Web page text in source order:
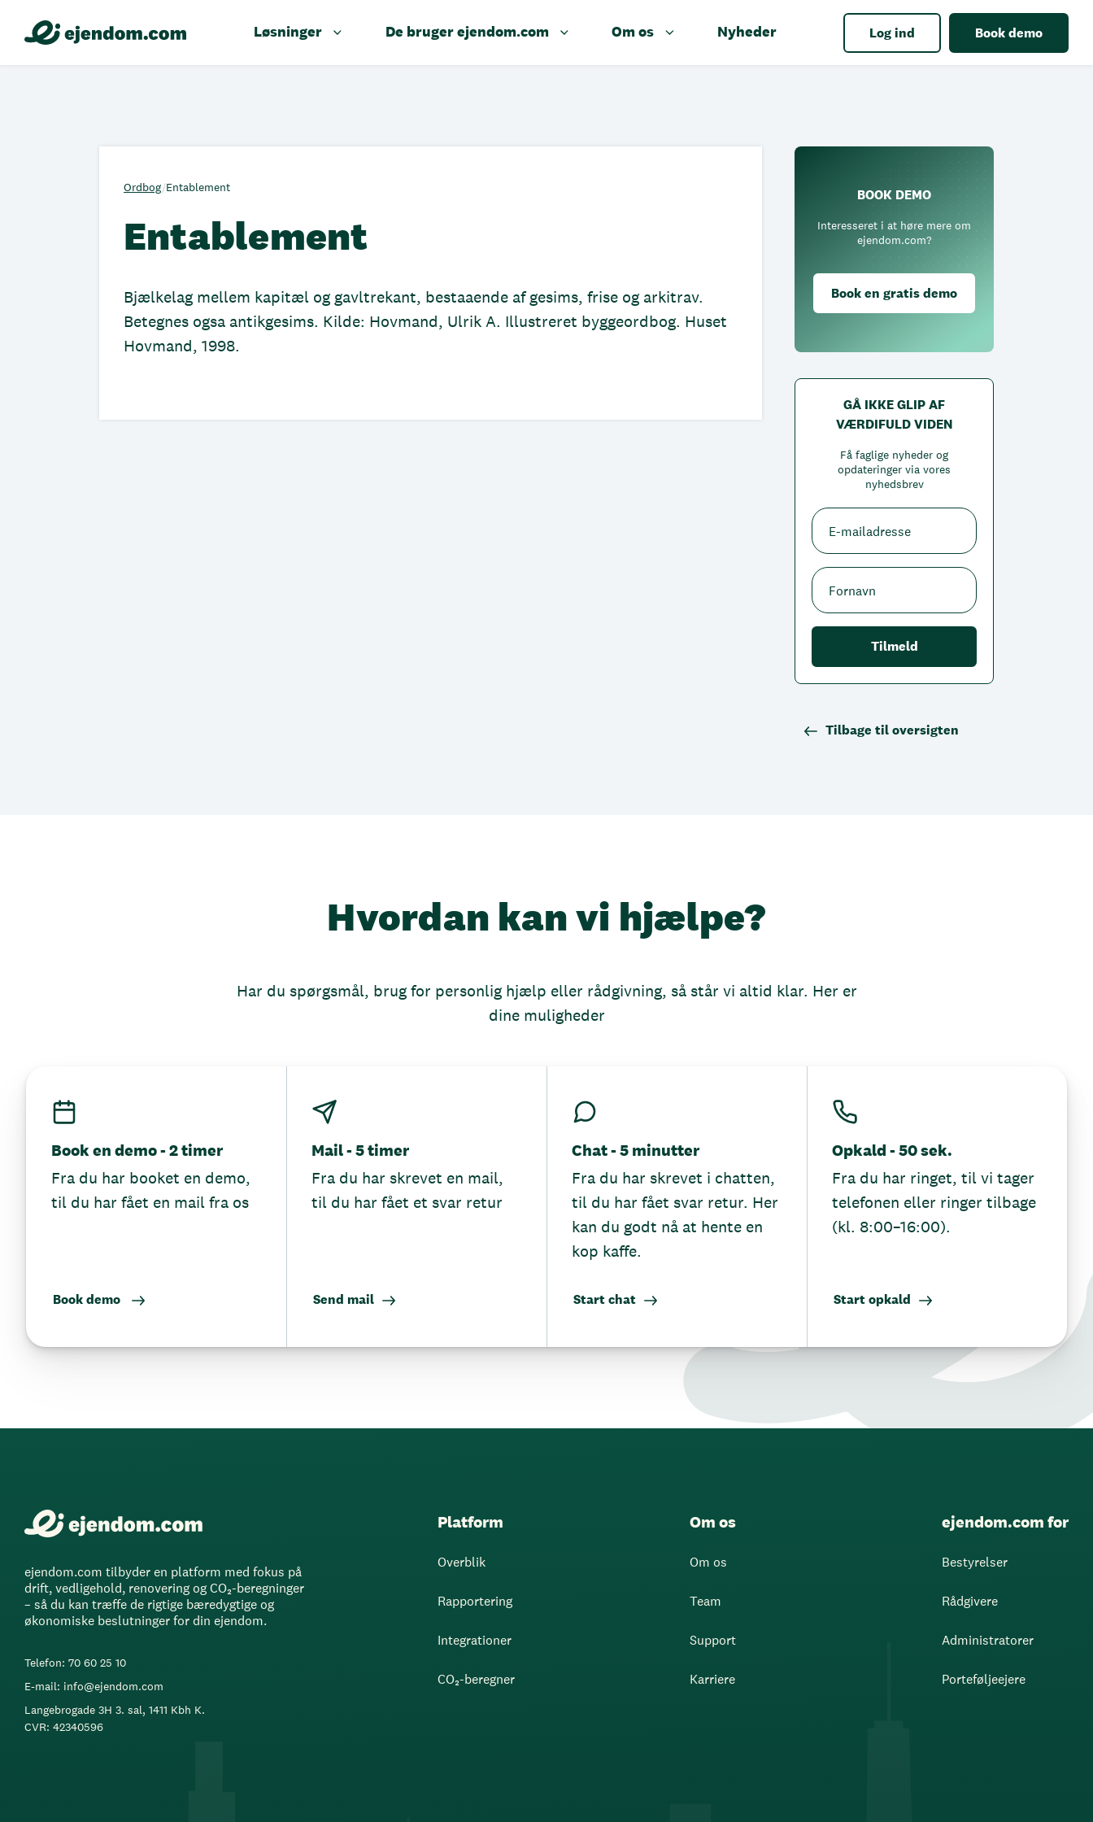
Løsninger De bruger ejendom.com Om os Nyheder Log ind Book demo
Ordbog/Entablement
Entablement
Bjælkelag mellem kapitæl og gavltrekant, bestaaende af gesims, frise og arkitrav.
Betegnes ogsa antikgesims. Kilde: Hovmand, Ulrik A. Illustreret byggeordbog. Huset
Hovmand, 1998.
BOOK DEMO
Interesseret i at høre mere om
ejendom.com?
Book en gratis demo
GÅ IKKE GLIP AF
VÆRDIFULD VIDEN
Få faglige nyheder og
opdateringer via vores
nyhedsbrev
Tilbage til oversigten
Hvordan kan vi hjælpe?
Har du spørgsmål, brug for personlig hjælp eller rådgivning, så står vi altid klar. Her er
dine muligheder
Book en demo - 2 timer
Fra du har booket en demo,
til du har fået en mail fra os
Book demo
Mail - 5 timer
Fra du har skrevet en mail,
til du har fået et svar retur
Send mail
Chat - 5 minutter
Fra du har skrevet i chatten,
til du har fået svar retur. Her
kan du godt nå at hente en
kop kaffe.
Start chat
Opkald - 50 sek.
Fra du har ringet, til vi tager
telefonen eller ringer tilbage
(kl. 8:00–16:00).
Start opkald
ejendom.com tilbyder en platform med fokus på
drift, vedligehold, renovering og CO₂-beregninger
– så du kan træffe de rigtige bæredygtige og
økonomiske beslutninger for din ejendom.
Telefon: 70 60 25 10
E-mail: info@ejendom.com
Langebrogade 3H 3. sal, 1411 Kbh K.
CVR: 42340596
Platform
Overblik
Rapportering
Integrationer
CO₂-beregner
Om os
Om os
Team
Support
Karriere
ejendom.com for
Bestyrelser
Rådgivere
Administratorer
Porteføljeejere